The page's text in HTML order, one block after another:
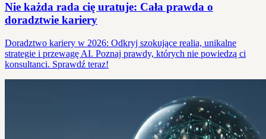
Nie każda rada cię uratuje: Cała prawda o
doradztwie kariery
Doradztwo kariery w 2026: Odkryj szokujące realia, unikalne
strategie i przewagę AI. Poznaj prawdy, których nie powiedzą ci
konsultanci. Sprawdź teraz!